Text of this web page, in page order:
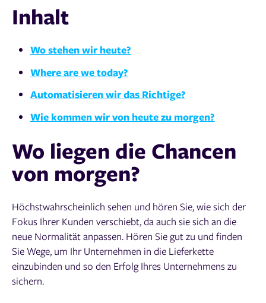
Inhalt
Wo stehen wir heute?
Where are we today?
Automatisieren wir das Richtige?
Wie kommen wir von heute zu morgen?
Wo liegen die Chancen
von morgen?
Höchstwahrscheinlich sehen und hören Sie, wie sich der
Fokus Ihrer Kunden verschiebt, da auch sie sich an die
neue Normalität anpassen. Hören Sie gut zu und finden
Sie Wege, um Ihr Unternehmen in die Lieferkette
einzubinden und so den Erfolg Ihres Unternehmens zu
sichern.